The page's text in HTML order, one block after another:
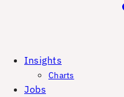
Insights
Charts
Jobs